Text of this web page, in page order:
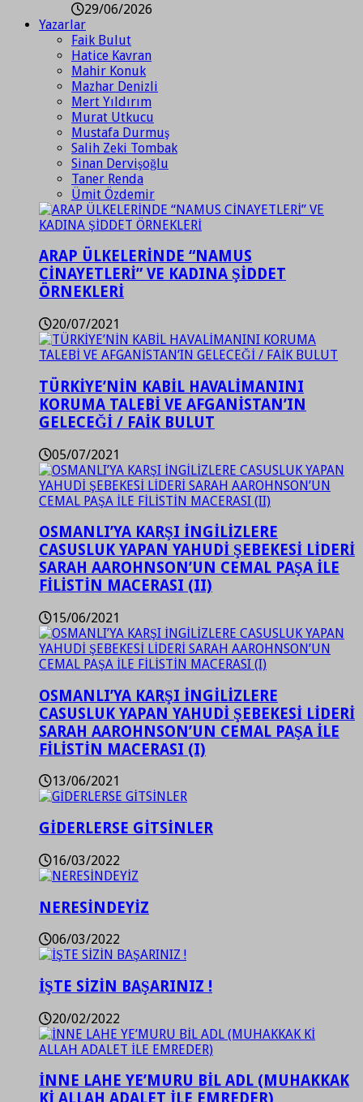
29/06/2026
Yazarlar
Faik Bulut
Hatice Kavran
Mahir Konuk
Mazhar Denizli
Mert Yıldırım
Murat Utkucu
Mustafa Durmuş
Salih Zeki Tombak
Sinan Dervişoğlu
Taner Renda
Ümit Özdemir
ARAP ÜLKELERİNDE “NAMUS
CİNAYETLERİ” VE KADINA ŞİDDET
ÖRNEKLERİ
20/07/2021
TÜRKİYE’NİN KABİL HAVALİMANINI
KORUMA TALEBİ VE AFGANİSTAN’IN
GELECEĞİ / FAİK BULUT
05/07/2021
OSMANLI’YA KARŞI İNGİLİZLERE
CASUSLUK YAPAN YAHUDİ ŞEBEKESİ LİDERİ
SARAH AAROHNSON’UN CEMAL PAŞA İLE
FİLİSTİN MACERASI (II)
15/06/2021
OSMANLI’YA KARŞI İNGİLİZLERE
CASUSLUK YAPAN YAHUDİ ŞEBEKESİ LİDERİ
SARAH AAROHNSON’UN CEMAL PAŞA İLE
FİLİSTİN MACERASI (I)
13/06/2021
GİDERLERSE GİTSİNLER
16/03/2022
NERESİNDEYİZ
06/03/2022
İŞTE SİZİN BAŞARINIZ !
20/02/2022
İNNE LAHE YE’MURU BİL ADL (MUHAKKAK